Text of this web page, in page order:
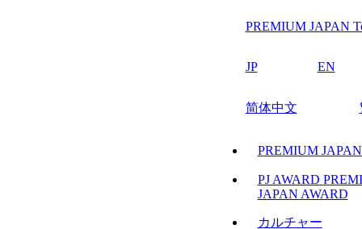
PREMIUM JAPAN
JP EN
简体中文
PREMIUM
PJ AWARD
JAPAN AWARD
カルチャー